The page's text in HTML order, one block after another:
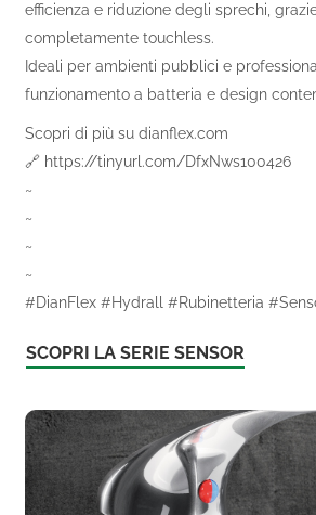
efficienza e riduzione degli sprechi,
completamente touchless.
Ideali per ambienti pubblici e
funzionamento a batteria e design
Scopri di più su dianflex.com
🔗 https://tinyurl.com/DfxNws100426
~
~
~
~
#DianFlex #Hydrall #Rubinetteria
SCOPRI LA SERIE SENSOR